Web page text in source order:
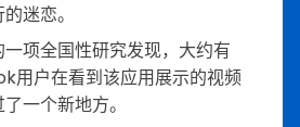
迷恋。
项全国性研究发现，大约有
用户在看到该应用展示的视频
一个新地方。